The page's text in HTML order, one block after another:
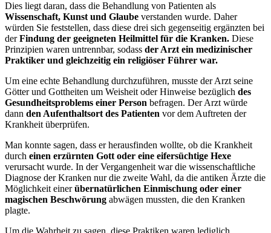
Dies liegt daran, dass die Behandlung von Patienten als
Wissenschaft, Kunst und Glaube verstanden wurde. Daher
würden Sie feststellen, dass diese drei sich gegenseitig ergänzten bei
derFindung der geeigneten Heilmittel für die Kranken. Diese
Prinzipien waren untrennbar, sodass der Arzt ein medizinischer
Praktiker und gleichzeitig ein religiöser Führer war.
Um eine echte Behandlung durchzuführen, musste der Arzt seine
Götter und Gottheiten um Weisheit oder Hinweise bezüglich des
Gesundheitsproblems einer Person befragen. Der Arzt würde
dann den Aufenthaltsort des Patienten vor dem Auftreten der
Krankheit überprüfen.
Man konnte sagen, dass er herausfinden wollte, ob die Krankheit
durch einen erzürnten Gott oder eine eifersüchtige Hexe
verursacht wurde. In der Vergangenheit war die wissenschaftliche
Diagnose der Kranken nur die zweite Wahl, da die antiken Ärzte die
Möglichkeit einerübernatürlichen Einmischung oder einer
magischen Beschwörung abwägen mussten, die den Kranken
plagte.